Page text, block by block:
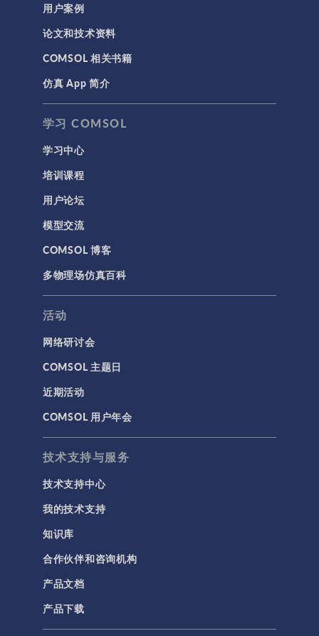
用户案例
论文和技术资料
COMSOL 相关书籍
仿真 App 简介
学习 COMSOL
学习中心
培训课程
用户论坛
模型交流
COMSOL 博客
多物理场仿真百科
活动
网络研讨会
COMSOL 主题日
近期活动
COMSOL 用户年会
技术支持与服务
技术支持中心
我的技术支持
知识库
合作伙伴和咨询机构
产品文档
产品下载